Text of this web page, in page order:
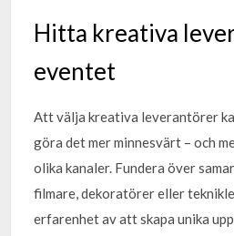
Hitta kreativa
eventet
Att välja kreativa leverantörer
göra det mer minnesvärt – och
olika kanaler. Fundera över
filmare, dekoratörer eller
erfarenhet av att skapa unika